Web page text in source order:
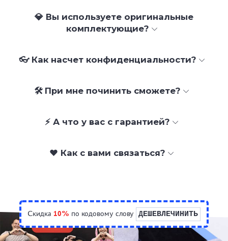
💎 Вы используете оригинальные
комплектующие?
👓 Как насчет конфиденциальности?
🛠 При мне починить сможете?
⚡ А что у вас с гарантией?
❤️ Как с вами связаться?
Скидка 10% по кодовому слову ДЕШЕВЛЕЧИНИТЬ